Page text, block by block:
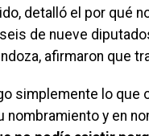
detalló el por qué
de nueve
afirmaron que
simplemente lo que
nombramiento y en